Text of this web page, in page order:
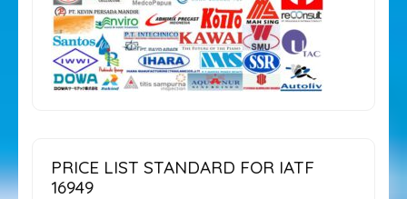
PRICE LIST STANDARD FOR IATF
16949